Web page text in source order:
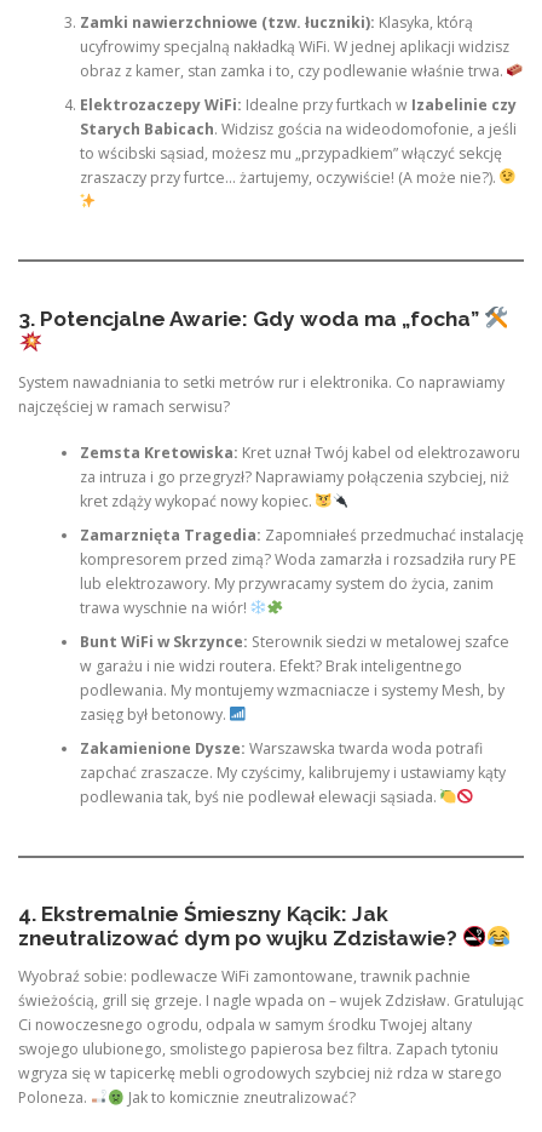
Zamki nawierzchniowe (tzw. łuczniki): Klasyka, którą
ucyfrowimy specjalną nakładką WiFi. W jednej aplikacji widzisz
obraz z kamer, stan zamka i to, czy podlewanie właśnie trwa.
Elektrozaczepy WiFi: Idealne przy furtkach w Izabelinie czy
Starych Babicach. Widzisz gościa na wideodomofonie, a jeśli
to wścibski sąsiad, możesz mu „przypadkiem” włączyć sekcję
zraszaczy przy furtce… żartujemy, oczywiście! (A może nie?).
3. Potencjalne Awarie: Gdy woda ma „focha”
System nawadniania to setki metrów rur i elektronika. Co naprawiamy
najczęściej w ramach serwisu?
Zemsta Kretowiska: Kret uznał Twój kabel od elektrozaworu
za intruza i go przegryzł? Naprawiamy połączenia szybciej, niż
kret zdąży wykopać nowy kopiec.
Zamarznięta Tragedia: Zapomniałeś przedmuchać instalację
kompresorem przed zimą? Woda zamarzła i rozsadziła rury PE
lub elektrozawory. My przywracamy system do życia, zanim
trawa wyschnie na wiór!
Bunt WiFi w Skrzynce: Sterownik siedzi w metalowej szafce
w garażu i nie widzi routera. Efekt? Brak inteligentnego
podlewania. My montujemy wzmacniacze i systemy Mesh, by
zasięg był betonowy.
Zakamienione Dysze: Warszawska twarda woda potrafi
zapchać zraszacze. My czyścimy, kalibrujemy i ustawiamy kąty
podlewania tak, byś nie podlewał elewacji sąsiada.
4. Ekstremalnie Śmieszny Kącik: Jak
zneutralizować dym po wujku Zdzisławie?
Wyobraź sobie: podlewacze WiFi zamontowane, trawnik pachnie
świeżością, grill się grzeje. I nagle wpada on – wujek Zdzisław. Gratulując
Ci nowoczesnego ogrodu, odpala w samym środku Twojej altany
swojego ulubionego, smolistego papierosa bez filtra. Zapach tytoniu
wgryza się w tapicerkę mebli ogrodowych szybciej niż rdza w starego
Poloneza.
Jak to komicznie zneutralizować?